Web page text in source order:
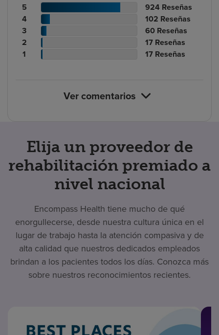
Recuento
de
calificaciones
de
pacientes
5
N.º
de
reseñas
924 Reseñas
Recuento
de
calificaciones
de
4
N.º
de
reseñas
102 Reseñas
Recuento
de
calificaciones
3
N.º
de
reseñas
60 Reseñas
Recuento
de
2
N.º
de
17 Reseñas
Recuento
1
N.º
17 Reseñas
Ver comentarios
Elija un proveedor de
rehabilitación premiado a
nivel nacional
Encompass Health tiene mucho de qué
enorgullecerse, desde nuestra cultura única en el
lugar de trabajo hasta la atención compasiva y de
alta calidad que nuestros dedicados empleados
brindan a los pacientes todos los días. Conozca más
sobre nuestros reconocimientos recientes.